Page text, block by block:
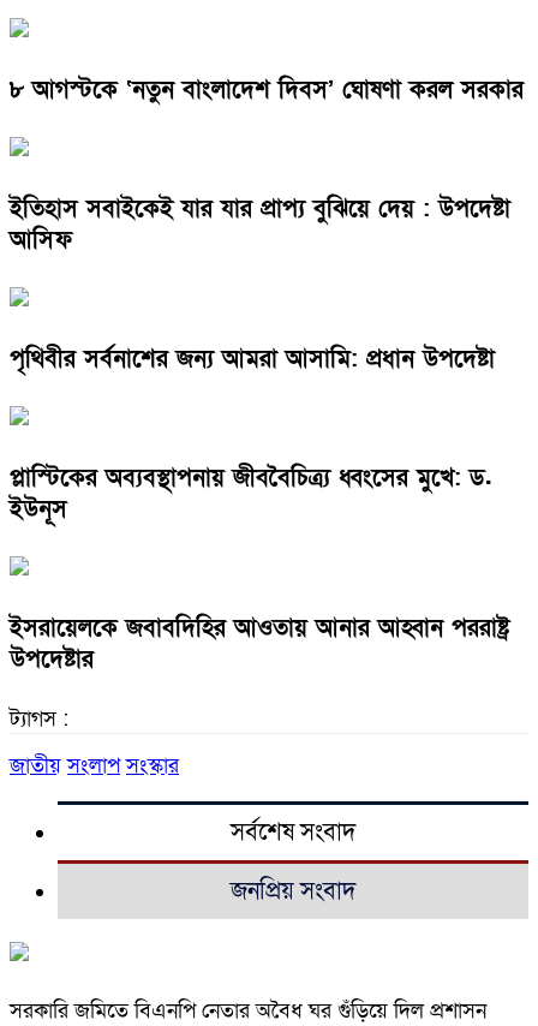
৮ আগস্টকে ‘নতুন বাংলাদেশ দিবস’ ঘোষণা করল সরকার
ইতিহাস সবাইকেই যার যার প্রাপ্য বুঝিয়ে দেয় : উপদেষ্টা
আসিফ
পৃথিবীর সর্বনাশের জন্য আমরা আসামি: প্রধান উপদেষ্টা
প্লাস্টিকের অব্যবস্থাপনায় জীববৈচিত্র্য ধ্বংসের মুখে: ড.
ইউনূস
ইসরায়েলকে জবাবদিহির আওতায় আনার আহ্বান পররাষ্ট্র
উপদেষ্টার
ট্যাগস :
জাতীয় সংলাপ সংস্কার
সর্বশেষ সংবাদ
জনপ্রিয় সংবাদ
সরকারি জমিতে বিএনপি নেতার অবৈধ ঘর গুঁড়িয়ে দিল প্রশাসন